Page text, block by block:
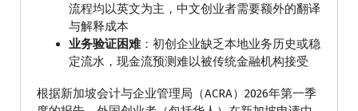
流程均以英文为主，中文创业者需要额外的翻译
与解释成本
业务验证困难：初创企业缺乏本地业务历史或稳
定流水，现金流预测难以被传统金融机构接受
根据新加坡会计与企业管理局（ACRA）2026年第一季